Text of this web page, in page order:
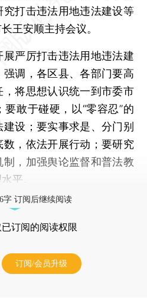
打击违法用地违法建设等
王安顺主持会议。
严厉打击违法用地违法建
调，各区县、各部门要高
将思想认识统一到市委市
敢于碰硬，以“零容忍”的
设；要实事求是、分门别
，依法开展行动；要研究
，加强舆论监督和普法教
平。
字 订阅后继续阅读
已订阅的阅读权限
订阅/会员升级